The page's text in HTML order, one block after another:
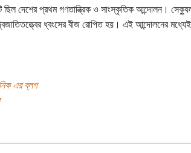
ছিল দেশের প্রথম গণতান্ত্রিক ও সাংস্কৃতিক আন্দোলন।
ধ্বংসের বীজ রোপিত হয়। এই আন্দোলনের মধ্যেই
এর ব্লগ